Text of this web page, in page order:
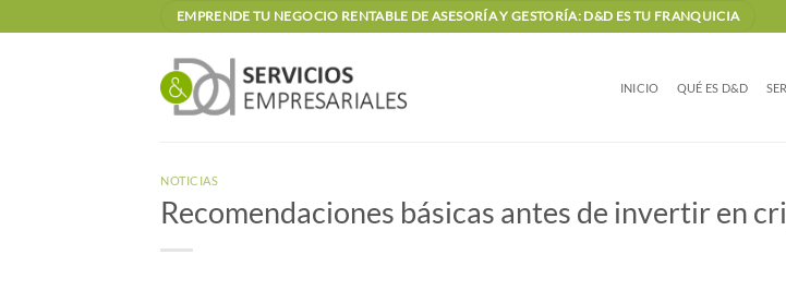
al
EMPRENDE TU NEGOCIO RENTABLE DE ASESORÍA Y GESTORÍA: D&D ES TU FRANQUICIA
INICIO QUÉ ES D&D
NOTICIAS
Recomendaciones básicas antes de invertir en